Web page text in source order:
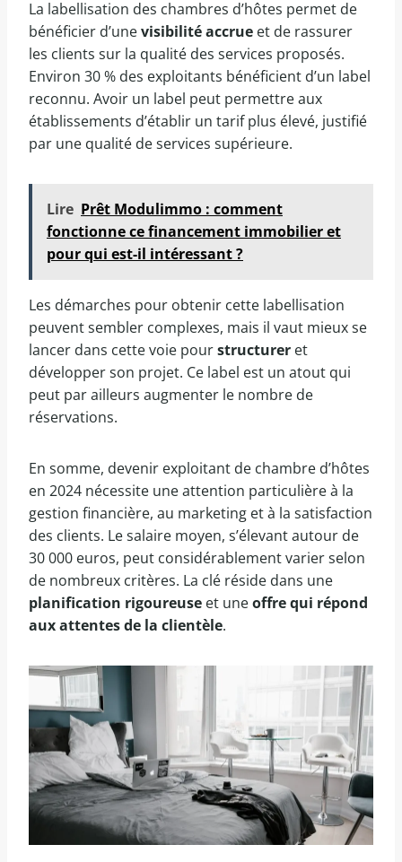
La labellisation des chambres d’hôtes permet de
bénéficier d’unevisibilité accrue et de rassurer
les clients sur la qualité des services proposés.
Environ 30 % des exploitants bénéficient d’un label
reconnu. Avoir un label peut permettre aux
établissements d’établir un tarif plus élevé, justifié
par une qualité de services supérieure.
Lire Prêt Modulimmo : comment
fonctionne ce financement immobilier et
pour qui est-il intéressant ?
Les démarches pour obtenir cette labellisation
peuvent sembler complexes, mais il vaut mieux se
lancer dans cette voie pourstructurer et
développer son projet. Ce label est un atout qui
peut par ailleurs augmenter le nombre de
réservations.
En somme, devenir exploitant de chambre d’hôtes
en 2024 nécessite une attention particulière à la
gestion financière, au marketing et à la satisfaction
des clients. Le salaire moyen, s’élevant autour de
30 000 euros, peut considérablement varier selon
de nombreux critères. La clé réside dans une
planification rigoureuse et uneoffre qui répond
aux attentes de la clientèle.